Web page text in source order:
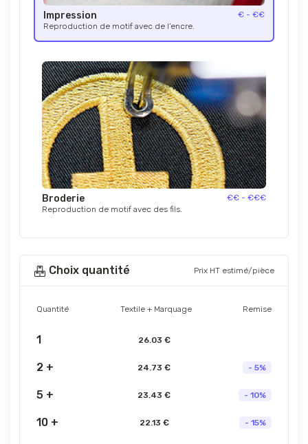
Impression
€ - €€
Reproduction de motif avec de l’encre.
Broderie
€€ - €€€
Reproduction de motif avec des fils.
Choix quantité Prix HT estimé/pièce
Quantité Textile + Marquage Remise
1 26.03 €
2 + 24.73 € - 5%
5 + 23.43 € - 10%
10 + 22.13 € - 15%